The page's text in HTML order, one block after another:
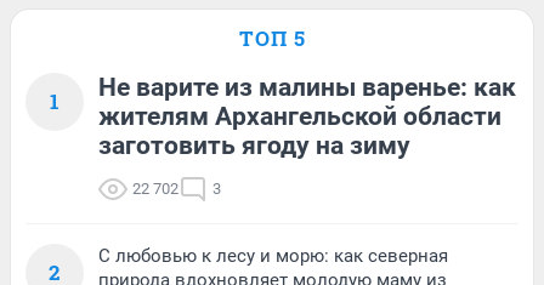
ТОП 5
1
Не варите из малины варенье: как
жителям Архангельской области
заготовить ягоду на зиму
22 702 3
2
С любовью к лесу и морю: как северная
природа вдохновляет молодую маму из